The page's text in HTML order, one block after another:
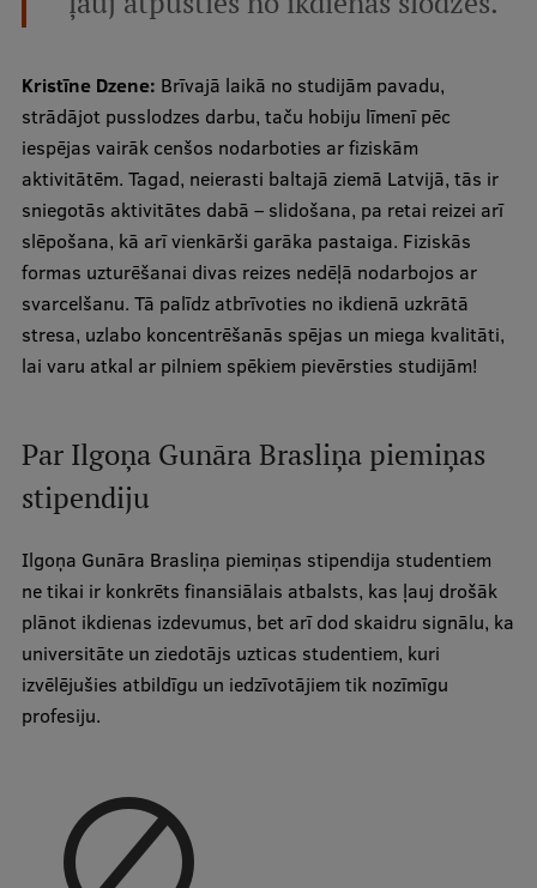
Kristīne Dzene: Brīvajā laikā no studijām pavadu,
strādājot pusslodzes darbu, taču hobiju līmenī pēc
iespējas vairāk cenšos nodarboties ar fiziskām
aktivitātēm. Tagad, neierasti baltajā ziemā Latvijā, tās ir
sniegotās aktivitātes dabā – slidošana, pa retai reizei arī
slēpošana, kā arī vienkārši garāka pastaiga. Fiziskās
formas uzturēšanai divas reizes nedēļā nodarbojos ar
svarcelšanu. Tā palīdz atbrīvoties no ikdienā uzkrātā
stresa, uzlabo koncentrēšanās spējas un miega kvalitāti,
lai varu atkal ar pilniem spēkiem pievērsties studijām!
Par Ilgoņa Gunāra Brasliņa piemiņas
stipendiju
Ilgoņa Gunāra Brasliņa piemiņas stipendija studentiem
ne tikai ir konkrēts finansiālais atbalsts, kas ļauj drošāk
plānot ikdienas izdevumus, bet arī dod skaidru signālu, ka
universitāte un ziedotājs uzticas studentiem, kuri
izvēlējušies atbildīgu un iedzīvotājiem tik nozīmīgu
profesiju.